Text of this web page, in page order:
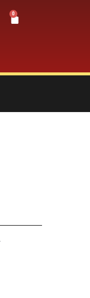
0
Cart